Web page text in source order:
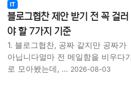
IT
블로그협찬 제안 받기 전 꼭 걸러
야 할 7가지 기준
1. 블로그협찬, 공짜 같지만 공짜가
아닙니다얼마 전 메일함을 비우다
로 모아봤는데, … 2026-08-03